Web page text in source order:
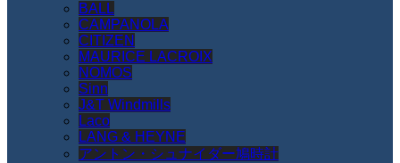
BALL
CAMPANOLA
CITIZEN
MAURICE LACROIX
NOMOS
Sinn
J&T Windmills
Laco
LANG & HEYNE
アントン・シュナイダー鳩時計